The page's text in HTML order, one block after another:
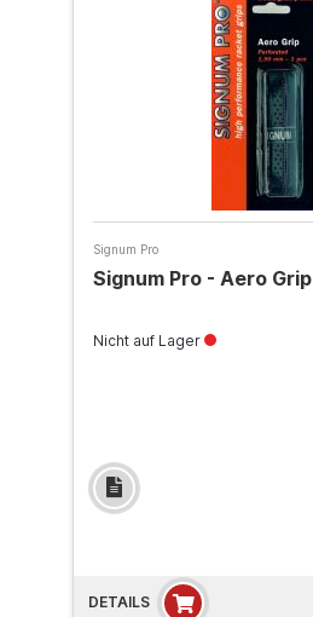
Signum Pro
Signum Pro - Aero Grip
Nicht auf Lager
DETAILS